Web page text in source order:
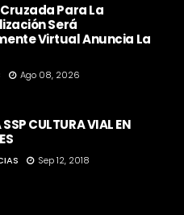
Para La
Será
Virtual Anuncia La
Ago 08, 2026
CULTURA VIAL EN
Sep 12, 2018